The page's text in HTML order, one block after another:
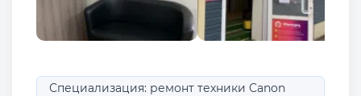
Специализация: ремонт техники Canon